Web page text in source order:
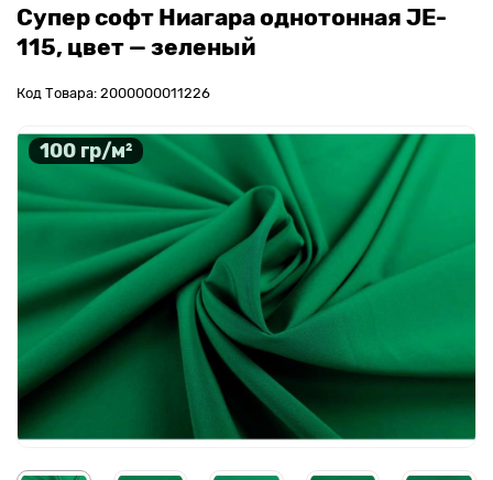
Супер софт Ниагара однотонная JE-
115, цвет — зеленый
Код Товара: 2000000011226
100 гр/м²